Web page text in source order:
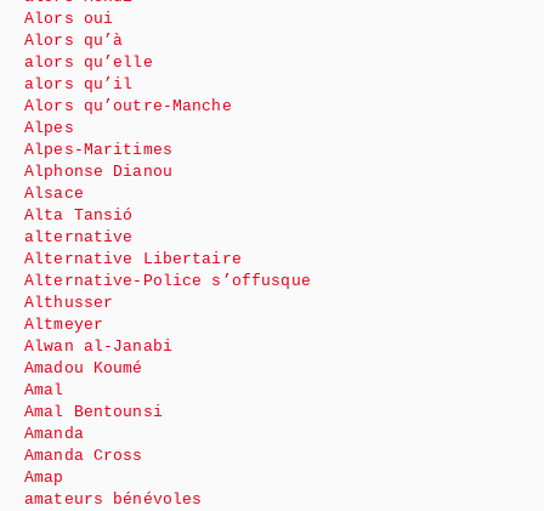
Alors oui
Alors qu’à
alors qu’elle
alors qu’il
Alors qu’outre-Manche
Alpes
Alpes-Maritimes
Alphonse Dianou
Alsace
Alta Tansió
alternative
Alternative Libertaire
Alternative-Police s’offusque
Althusser
Altmeyer
Alwan al-Janabi
Amadou Koumé
Amal
Amal Bentounsi
Amanda
Amanda Cross
Amap
amateurs bénévoles